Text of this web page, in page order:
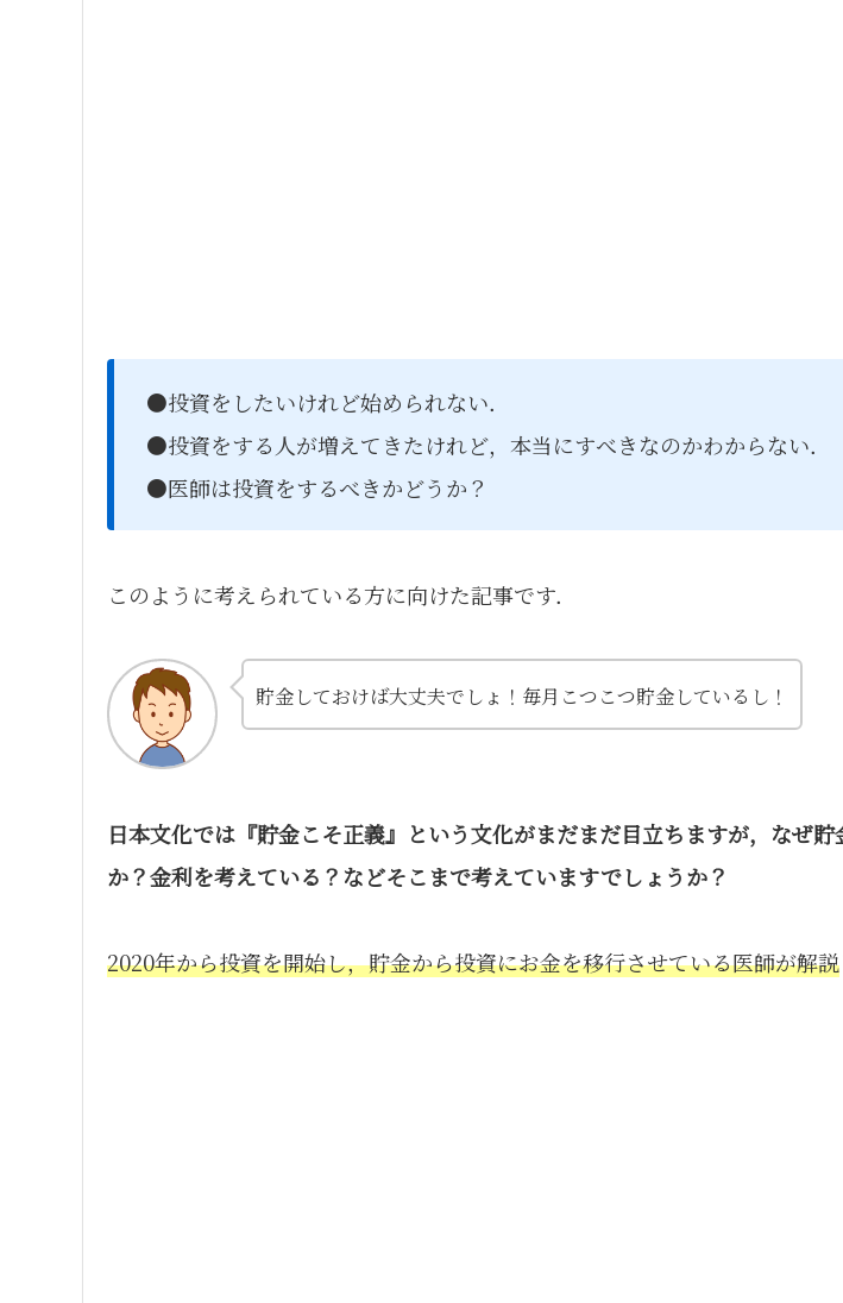
●投資をしたいけれど始められない．
●投資をする人が増えてきたけれど，本当にすべきなのかわからない．
●医師は投資をするべきかどうか？
このように考えられている方に向けた記事です．
貯金しておけば大丈夫でしょ！毎月こつこつ貯金しているし！
日本文化では『貯金こそ正義』という文化がまだまだ目立ちますが，なぜ
か？金利を考えている？などそこまで考えていますでしょうか？
2020年から投資を開始し，貯金から投資にお金を移行させている医師が解説